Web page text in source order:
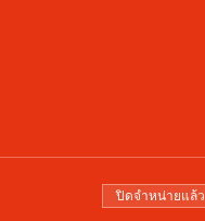
ปิดจำหน่ายแล้ว